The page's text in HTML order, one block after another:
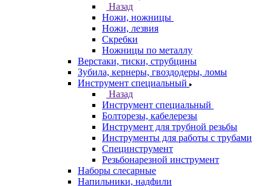
Назад
Ножи, ножницы
Ножи, лезвия
Скребки
Ножницы по металлу
Верстаки, тиски, струбцины
Зубила, кернеры, гвоздодеры, ломы
Инструмент специальный
Назад
Инструмент специальный
Болторезы, кабелерезы
Инструмент для трубной резьбы
Инструменты для работы с трубами
Специнструмент
Резьбонарезной инструмент
Наборы слесарные
Напильники, надфили